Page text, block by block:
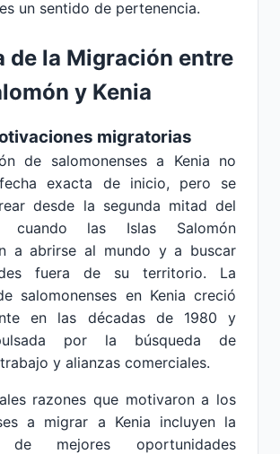
un sentido de pertenencia.
de la Migración entre
y Kenia
migratorias
de salomonenses a Kenia no
exacta de inicio, pero se
desde la segunda mitad del
cuando las Islas Salomón
a abrirse al mundo y a buscar
fuera de su territorio. La
salomonenses en Kenia creció
en las décadas de 1980 y
por la búsqueda de
y alianzas comerciales.
razones que motivaron a los
a migrar a Kenia incluyen la
de mejores oportunidades